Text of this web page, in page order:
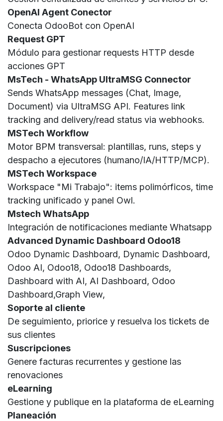
OpenAI Agent Conector
Conecta OdooBot con OpenAI
Request GPT
Módulo para gestionar requests HTTP desde
acciones GPT
MsTech - WhatsApp UltraMSG Connector
Sends WhatsApp messages (Chat, Image,
Document) via UltraMSG API. Features link
tracking and delivery/read status via webhooks.
MSTech Workflow
Motor BPM transversal: plantillas, runs, steps y
despacho a ejecutores (humano/IA/HTTP/MCP).
MSTech Workspace
Workspace "Mi Trabajo": items polimórficos, time
tracking unificado y panel Owl.
Mstech WhatsApp
Integración de notificaciones mediante Whatsapp
Advanced Dynamic Dashboard Odoo18
Odoo Dynamic Dashboard, Dynamic Dashboard,
Odoo AI, Odoo18, Odoo18 Dashboards,
Dashboard with AI, AI Dashboard, Odoo
Dashboard,Graph View,
Soporte al cliente
De seguimiento, priorice y resuelva los tickets de
sus clientes
Suscripciones
Genere facturas recurrentes y gestione las
renovaciones
eLearning
Gestione y publique en la plataforma de eLearning
Planeación